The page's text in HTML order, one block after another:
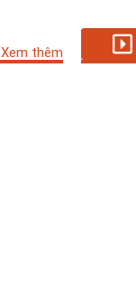
Xem thêm